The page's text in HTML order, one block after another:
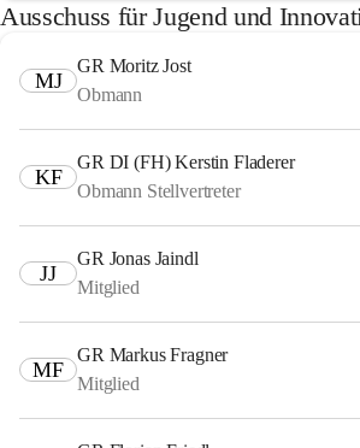
Ausschuss für Jugend und
MJ
GR Moritz Jost
Obmann
KF
GR DI (FH) Kerstin Fladerer
Obmann Stellvertreter
JJ
GR Jonas Jaindl
Mitglied
MF
GR Markus Fragner
Mitglied